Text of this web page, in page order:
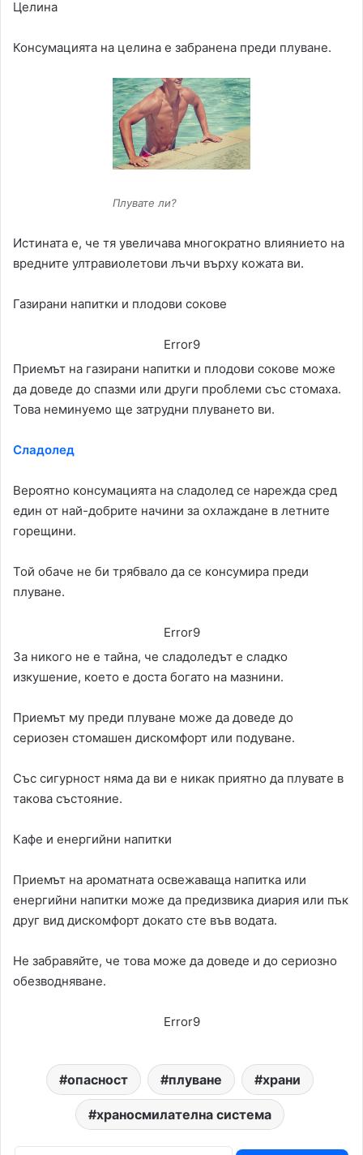
Целина
Консумацията на целина е забранена преди плуване.
Плувате ли?
Истината е, че тя увеличава многократно влиянието на
вредните ултравиолетови лъчи върху кожата ви.
Газирани напитки и плодови сокове
Error9
Приемът на газирани напитки и плодови сокове може
да доведе до спазми или други проблеми със стомаха.
Това неминуемо ще затрудни плуването ви.
Сладолед
Вероятно консумацията на сладолед се нарежда сред
един от най-добрите начини за охлаждане в летните
горещини.
Той обаче не би трябвало да се консумира преди
плуване.
Error9
За никого не е тайна, че сладоледът е сладко
изкушение, което е доста богато на мазнини.
Приемът му преди плуване може да доведе до
сериозен стомашен дискомфорт или подуване.
Със сигурност няма да ви е никак приятно да плувате в
такова състояние.
Кафе и енергийни напитки
Приемът на ароматната освежаваща напитка или
енергийни напитки може да предизвика диария или пък
друг вид дискомфорт докато сте във водата.
Не забравяйте, че това може да доведе и до сериозно
обезводняване.
Error9
опасност плуване храни
храносмилателна система